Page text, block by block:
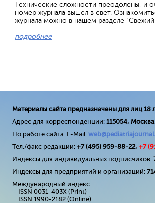
Технические сложности преодолены, и
номер журнала вышел в свет.
журнала можно в нашем разделе
подробнее
Материалы сайта предназначены для лиц 18
Адрес для корреспонденции: 115054,
По работе сайта: E-Mail:
Тел./факс редакции: +7 (495) 959-88-22, +7 (
Индексы для индивидуальных подписчиков:
Индексы для предприятий и организаций:
Международный индекс:
ISSN 0031-403X (Print)
ISSN 1990-2182 (Online)